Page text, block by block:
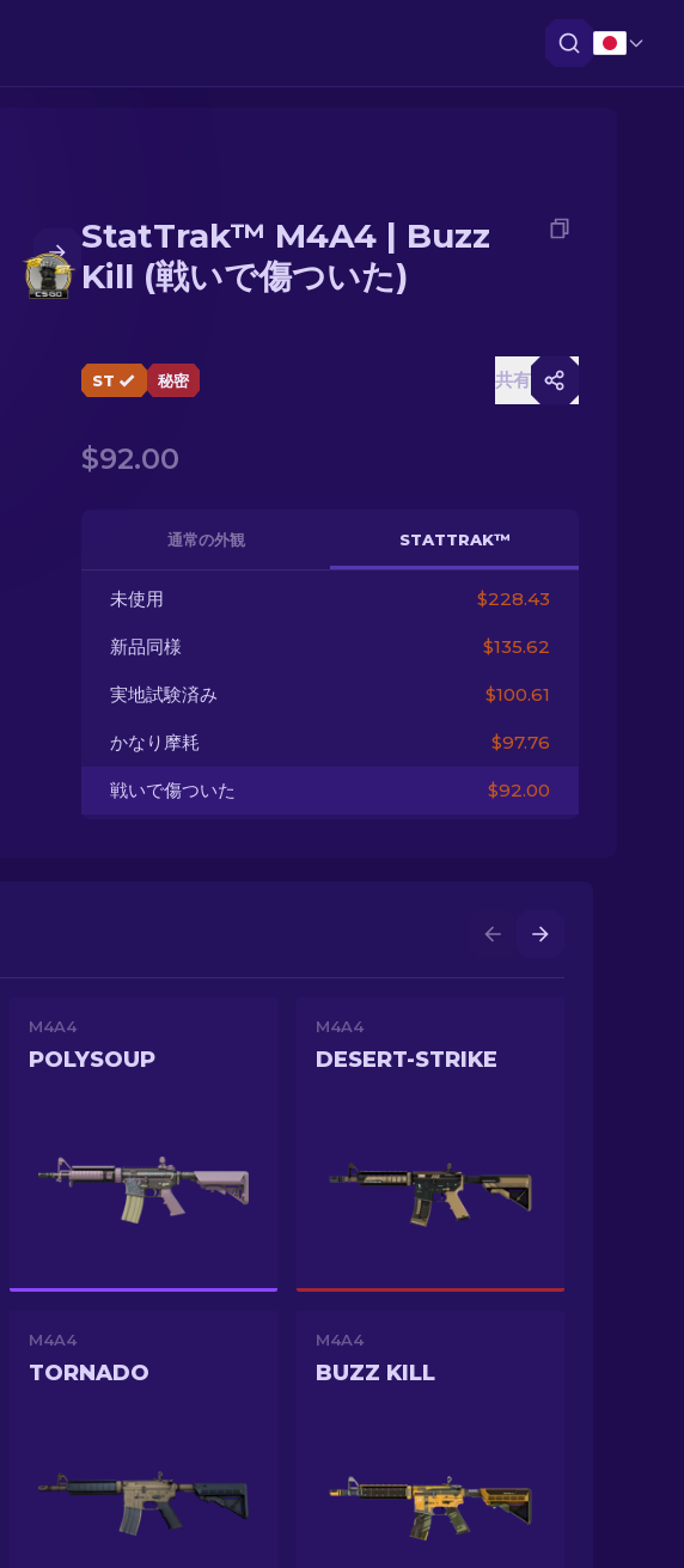
StatTrak™ M4A4 | Buzz
Kill (戦いで傷ついた)
ST 秘密 共有
$92.00
通常の外観 STATTRAK™
未使用 $228.43
新品同様 $135.62
実地試験済み $100.61
かなり摩耗 $97.76
戦いで傷ついた $92.00
M4A4
POLYSOUP
M4A4
DESERT-STRIKE
M4A4
TORNADO
M4A4
BUZZ KILL